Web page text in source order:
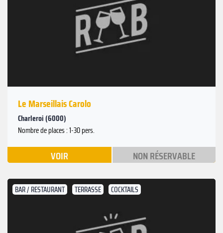
Le Marseillais Carolo
Charleroi (6000)
Nombre de places : 1-30 pers.
VOIR NON RÉSERVABLE
BAR / RESTAURANT TERRASSE COCKTAILS